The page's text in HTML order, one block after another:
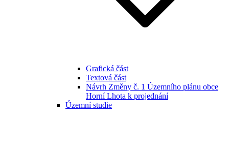
Grafická část
Textová část
Návrh Změny č. 1 Územního plánu obce
Horní Lhota k projednání
Územní studie